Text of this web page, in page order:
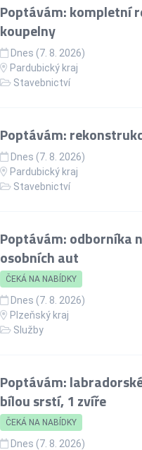
Poptávám: kompletní
koupelny
Dnes (7. 8. 2026)
Pardubický kraj
Stavebnictví
Poptávám:
Dnes (7. 8. 2026)
Pardubický kraj
Stavebnictví
Poptávám: odborníka
osobních aut
ČEKÁ NA NABÍDKY
Dnes (7. 8. 2026)
Plzeňský kraj
Služby
Poptávám:
bílou srstí, 1 zvíře
ČEKÁ NA NABÍDKY
Dnes (7. 8. 2026)